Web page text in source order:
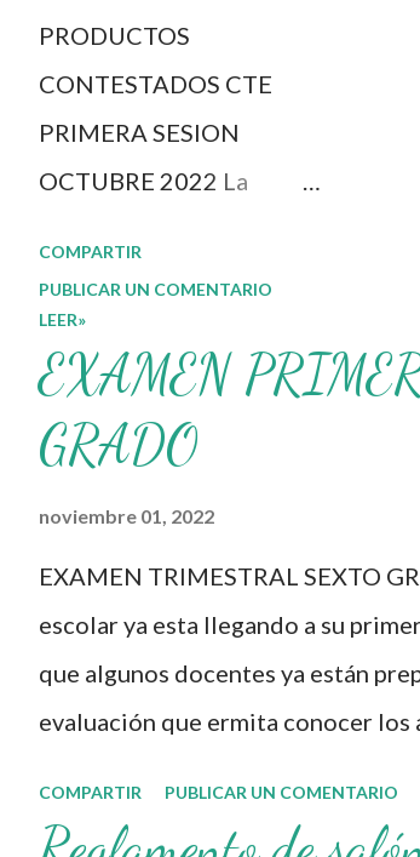
PRODUCTOS
CONTESTADOS CTE
PRIMERA SESION
OCTUBRE 2022 La
Taller Intensivo de
Formación Continua para
Docentes y sus
materiales, se
transforman,
entretejiendo los
procesos de formación y
de gestión, sin
distinguirlos por
momentos, y transitando
COMPARTIR
PUBLICAR UN COMENTARIO
LEER»
EXAMEN
GRADO
noviembre 01, 2022
EXAMEN TRIMESTRAL SEXTO
escolar ya esta llegando a su
que algunos docentes ya están
evaluación que ermita conocer
evaluar las diferentes asignaturas
COMPARTIR PUBLICAR UN COMENTARIO